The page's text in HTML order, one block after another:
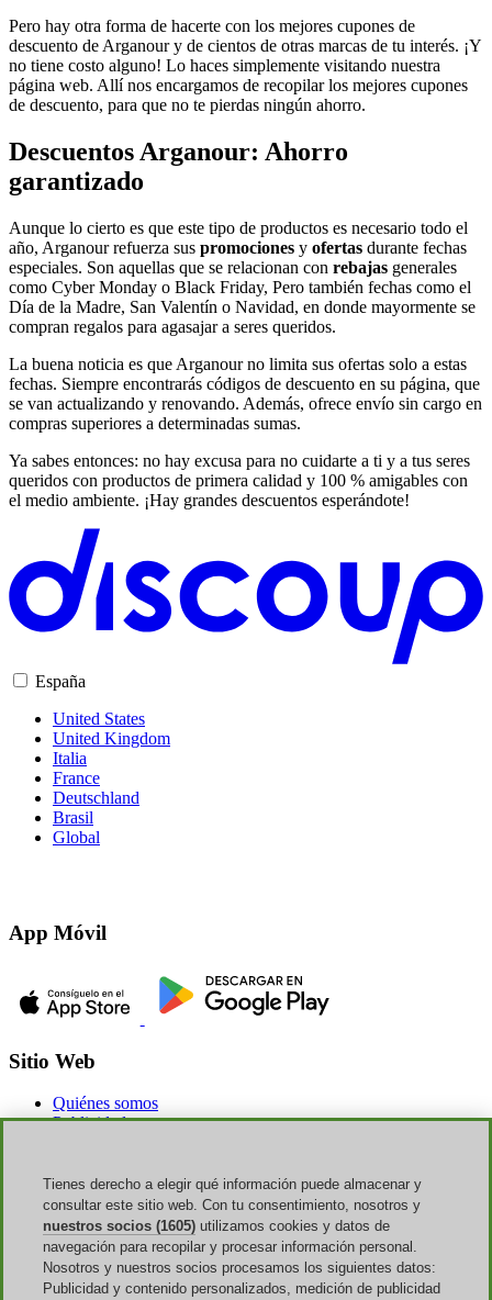
Pero hay otra forma de hacerte con los mejores cupones de
descuento de Arganour y de cientos de otras marcas de tu interés. ¡Y
no tiene costo alguno! Lo haces simplemente visitando nuestra
página web. Allí nos encargamos de recopilar los mejores cupones
de descuento, para que no te pierdas ningún ahorro.
Descuentos Arganour: Ahorro
garantizado
Aunque lo cierto es que este tipo de productos es necesario todo el
año, Arganour refuerza sus promociones y ofertas durante fechas
especiales. Son aquellas que se relacionan con rebajas generales
como Cyber Monday o Black Friday, Pero también fechas como el
Día de la Madre, San Valentín o Navidad, en donde mayormente se
compran regalos para agasajar a seres queridos.
La buena noticia es que Arganour no limita sus ofertas solo a estas
fechas. Siempre encontrarás códigos de descuento en su página, que
se van actualizando y renovando. Además, ofrece envío sin cargo en
compras superiores a determinadas sumas.
Ya sabes entonces: no hay excusa para no cuidarte a ti y a tus seres
queridos con productos de primera calidad y 100 % amigables con
el medio ambiente. ¡Hay grandes descuentos esperándote!
España
United States
United Kingdom
Italia
France
Deutschland
Brasil
Global
App Móvil
Sitio Web
Quiénes somos
Publicidad
FAQ
T&C
Aviso legal
Transparencia
Equipo Discoup
Noticias
Tienes derecho a elegir qué información puede almacenar y
consultar este sitio web. Con tu consentimiento, nosotros y
nuestros socios (1605) utilizamos cookies y datos de
navegación para recopilar y procesar información personal.
Nosotros y nuestros socios procesamos los siguientes datos:
Publicidad y contenido personalizados, medición de publicidad